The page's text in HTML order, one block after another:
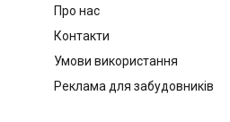
Про нас
Контакти
Умови використання
Реклама для забудовників